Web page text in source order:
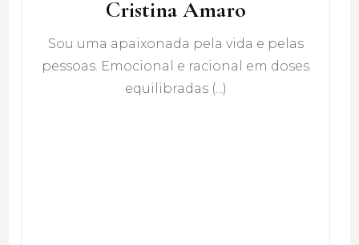
Cristina Amaro
Sou uma apaixonada pela vida e pelas
pessoas. Emocional e racional em doses
equilibradas (...)